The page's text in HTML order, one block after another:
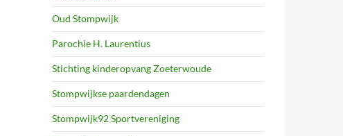
Oud Stompwijk
Parochie H. Laurentius
Stichting kinderopvang Zoeterwoude
Stompwijkse paardendagen
Stompwijk92 Sportvereniging